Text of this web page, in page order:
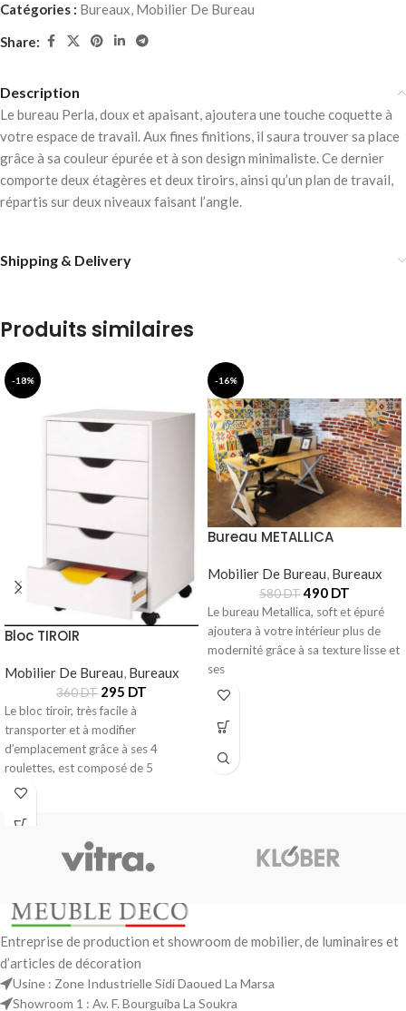
Catégories : Bureaux, Mobilier De Bureau
Share:
Description
Le bureau Perla, doux et apaisant, ajoutera une touche coquette à
votre espace de travail. Aux fines finitions, il saura trouver sa place
grâce à sa couleur épurée et à son design minimaliste. Ce dernier
comporte deux étagères et deux tiroirs, ainsi qu’un plan de travail,
répartis sur deux niveaux faisant l’angle.
Shipping & Delivery
Produits similaires
-18%
Bloc TIROIR
Mobilier De Bureau, Bureaux
360DT 295 DT
Le bloc tiroir, très facile à
transporter et à modifier
d’emplacement grâce à ses 4
roulettes, est composé de 5
-16%
Bureau METALLICA
Mobilier De Bureau, Bureaux
580DT490 DT
Le bureau Metallica, soft et épuré
ajoutera à votre intérieur plus de
modernité grâce à sa texture lisse et
ses
Entreprise de production et showroom de mobilier, de luminaires et
d’articles de décoration
Usine : Zone Industrielle Sidi Daoued La Marsa
Showroom 1 : Av. F. Bourguiba La Soukra